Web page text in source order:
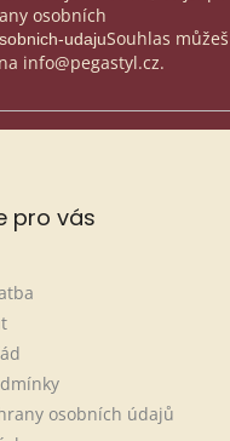
osobních
udajuSouhlas
info@pegastyl.cz.
pro vás
osobních údajů